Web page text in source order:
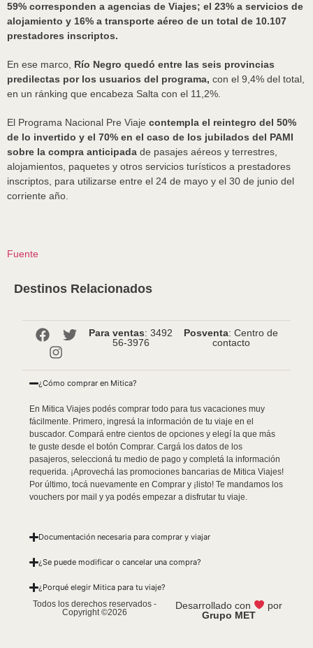
59% corresponden a agencias de Viajes; el 23% a servicios de
alojamiento y 16% a transporte aéreo de un total de 10.107
prestadores inscriptos.
En ese marco, Río Negro quedó entre las seis provincias
predilectas por los usuarios del programa, con el 9,4% del total,
en un ránking que encabeza Salta con el 11,2%.
El Programa Nacional Pre Viaje contempla el reintegro del 50%
de lo invertido y el 70% en el caso de los jubilados del PAMI
sobre la compra anticipada de pasajes aéreos y terrestres,
alojamientos, paquetes y otros servicios turísticos a prestadores
inscriptos, para utilizarse entre el 24 de mayo y el 30 de junio del
corriente año.
Fuente
Destinos Relacionados
Para ventas: 3492
56-3976
Posventa: Centro de
contacto
¿Cómo comprar en Mitica?
En Mitica Viajes podés comprar todo para tus vacaciones muy
fácilmente. Primero, ingresá la información de tu viaje en el
buscador. Compará entre cientos de opciones y elegí la que más
te guste desde el botón Comprar. Cargá los datos de los
pasajeros, seleccioná tu medio de pago y completá la información
requerida. ¡Aprovechá las promociones bancarias de Mitica Viajes!
Por último, tocá nuevamente en Comprar y ¡listo! Te mandamos los
vouchers por mail y ya podés empezar a disfrutar tu viaje.
Documentación necesaria para comprar y viajar
¿Se puede modificar o cancelar una compra?
¿Porqué elegir Mitica para tu viaje?
Todos los derechos reservados -
Copyright ©2026
Desarrollado con
por
Grupo MET